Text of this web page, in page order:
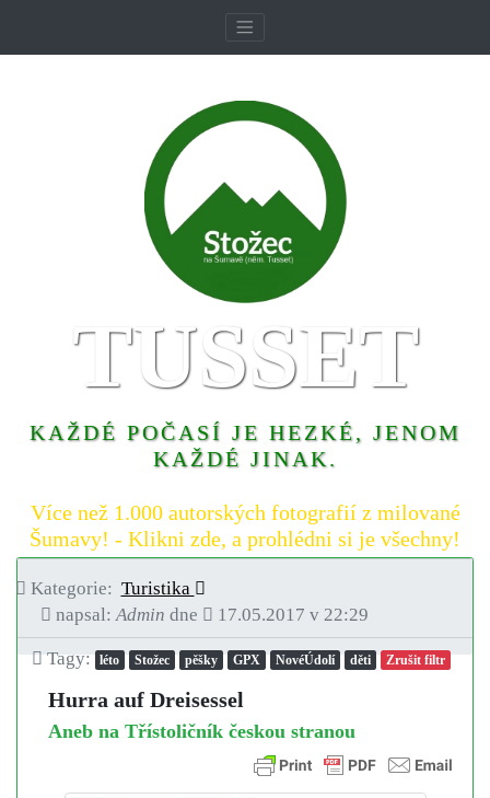
TUSSET
KAŽDÉ POČASÍ JE HEZKÉ, JENOM
KAŽDÉ JINAK.
Více než 1.000 autorských fotografií z milované
Šumavy! - Klikni zde, a prohlédni si je všechny!
Kategorie: Turistika
napsal:Admin dne 17.05.2017 v 22:29
Tagy: léto Stožec pěšky GPX NovéÚdolí děti Zrušit filtr
Hurra auf Dreisessel
Aneb na Třístoličník českou stranou